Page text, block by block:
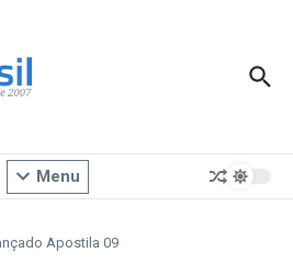
Menu
Apostila 09